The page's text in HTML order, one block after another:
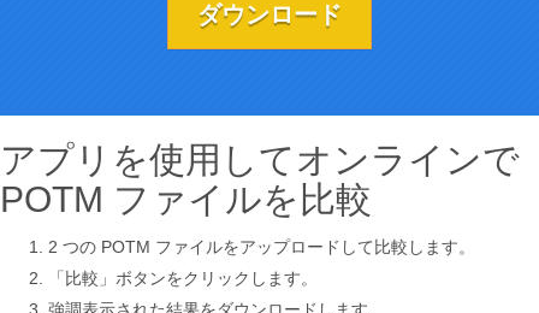
ダウンロード
アプリを使用してオンラインで
POTM ファイルを比較
2 つの POTM ファイルをアップロードして比較します。
「比較」ボタンをクリックします。